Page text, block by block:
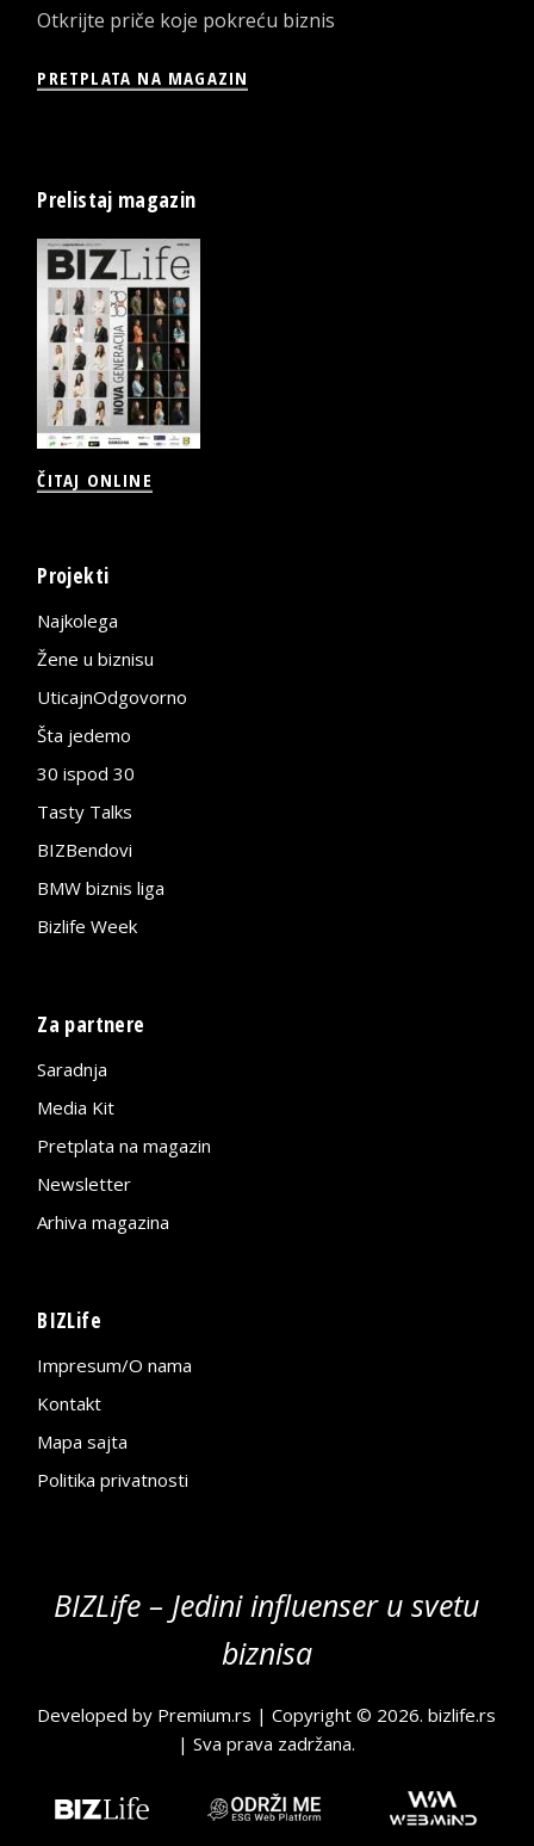
Otkrijte priče koje pokreću biznis
PRETPLATA NA MAGAZIN
Prelistaj magazin
ČITAJ ONLINE
Projekti
Najkolega
Žene u biznisu
UticajnOdgovorno
Šta jedemo
30 ispod 30
Tasty Talks
BIZBendovi
BMW biznis liga
Bizlife Week
Za partnere
Saradnja
Media Kit
Pretplata na magazin
Newsletter
Arhiva magazina
BIZLife
Impresum/O nama
Kontakt
Mapa sajta
Politika privatnosti
BIZLife – Jedini influenser u svetu
biznisa
Developed by Premium.rs | Copyright © 2026.bizlife.rs
| Sva prava zadržana.